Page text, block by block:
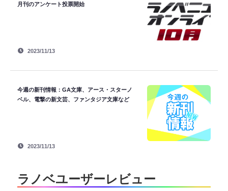
月刊のアンケート投票開始
2023/11/13
今週の新刊情報：GA文庫、アース・スターノ
ベル、電撃の新文芸、ファンタジア文庫など
2023/11/13
ラノベユーザーレビュー